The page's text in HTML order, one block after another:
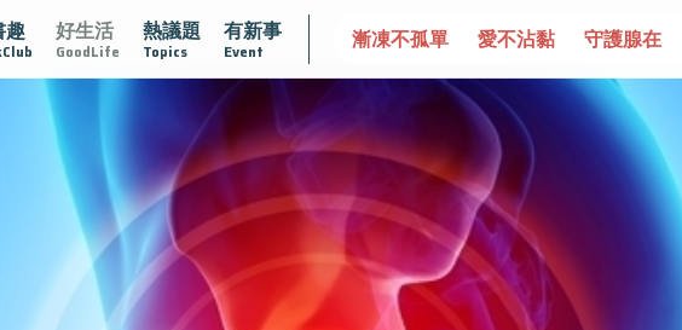
趣 好生活
GoodLife
熱議題
Topics
有新事
Event
達文西手術專欄 2025植牙指南 漸凍不孤單 愛不沾黏 守護腺在